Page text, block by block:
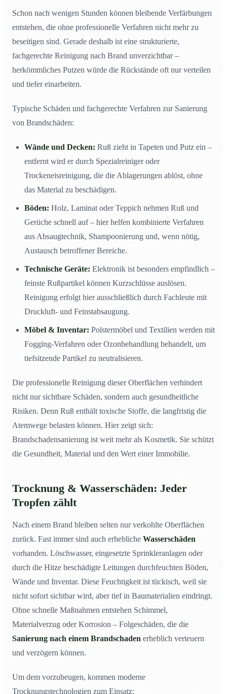
Schon nach wenigen Stunden können bleibende Verfärbungen
entstehen, die ohne professionelle Verfahren nicht mehr zu
beseitigen sind. Gerade deshalb ist eine strukturierte,
fachgerechte Reinigung nach Brand unverzichtbar –
herkömmliches Putzen würde die Rückstände oft nur verteilen
und tiefer einarbeiten.
Typische Schäden und fachgerechte Verfahren zur Sanierung
von Brandschäden:
Wände und Decken: Ruß zieht in Tapeten und Putz ein –
entfernt wird er durch Spezialreiniger oder
Trockeneisreinigung, die die Ablagerungen ablöst, ohne
das Material zu beschädigen.
Böden: Holz, Laminat oder Teppich nehmen Ruß und
Gerüche schnell auf – hier helfen kombinierte Verfahren
aus Absaugtechnik, Shampoonierung und, wenn nötig,
Austausch betroffener Bereiche.
Technische Geräte: Elektronik ist besonders empfindlich –
feinste Rußpartikel können Kurzschlüsse auslösen.
Reinigung erfolgt hier ausschließlich durch Fachleute mit
Druckluft- und Feinstabsaugung.
Möbel & Inventar: Polstermöbel und Textilien werden mit
Fogging-Verfahren oder Ozonbehandlung behandelt, um
tiefsitzende Partikel zu neutralisieren.
Die professionelle Reinigung dieser Oberflächen verhindert
nicht nur sichtbare Schäden, sondern auch gesundheitliche
Risiken. Denn Ruß enthält toxische Stoffe, die langfristig die
Atemwege belasten können. Hier zeigt sich:
Brandschadensanierung ist weit mehr als Kosmetik. Sie schützt
die Gesundheit, Material und den Wert einer Immobilie.
Trocknung & Wasserschäden: Jeder
Tropfen zählt
Nach einem Brand bleiben selten nur verkohlte Oberflächen
zurück. Fast immer sind auch erhebliche Wasserschäden
vorhanden. Löschwasser, eingesetzte Sprinkleranlagen oder
durch die Hitze beschädigte Leitungen durchfeuchten Böden,
Wände und Inventar. Diese Feuchtigkeit ist tückisch, weil sie
nicht sofort sichtbar wird, aber tief in Baumaterialien eindringt.
Ohne schnelle Maßnahmen entstehen Schimmel,
Materialverzug oder Korrosion – Folgeschäden, die die
Sanierung nach einem Brandschaden erheblich verteuern
und verzögern können.
Um dem vorzubeugen, kommen moderne
Trocknungstechnologien zum Einsatz: